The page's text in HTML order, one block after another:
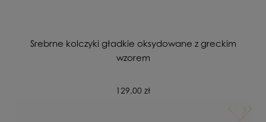
Srebrne kolczyki gładkie oksydowane z greckim
wzorem
129,00 zł